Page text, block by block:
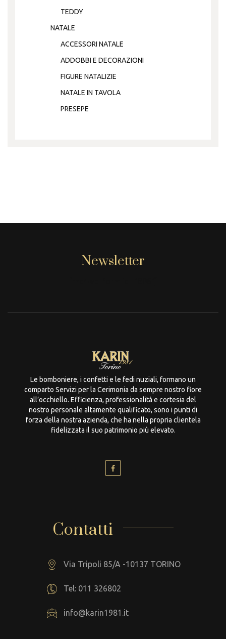
TEDDY
NATALE
ACCESSORI NATALE
ADDOBBI E DECORAZIONI
FIGURE NATALIZIE
NATALE IN TAVOLA
PRESEPE
Newsletter
Le bomboniere, i confetti e le fedi nuziali, formano un
comparto Servizi per la Cerimonia da sempre nostro fiore
all’occhiello. Efficienza, professionalità e cortesia del
nostro personale altamente qualificato, sono i punti di
forza della nostra azienda, che ha nella propria clientela
fidelizzata il suo patrimonio più elevato.
Contatti
Via Tripoli 85/A -10137 TORINO
Tel: 011 326802
info@karin1981.it